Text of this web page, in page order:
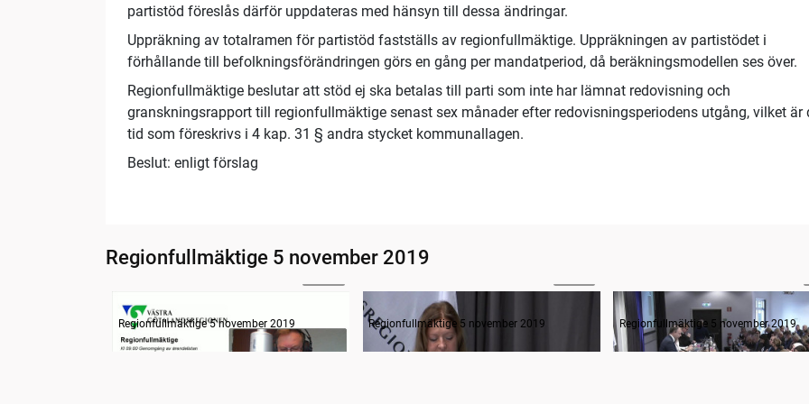
partistöd föreslås därför uppdateras med hänsyn till dessa ändringar.
Uppräkning av totalramen för partistöd fastställs av regionfullmäktige. Uppräkningen av partistödet i
förhållande till befolkningsförändringen görs en gång per mandatperiod, då beräkningsmodellen ses över.
Regionfullmäktige beslutar att stöd ej ska betalas till parti som inte har lämnat redovisning och
granskningsrapport till regionfullmäktige senast sex månader efter redovisningsperiodens utgång, vilket är
tid som föreskrivs i 4 kap. 31 § andra stycket kommunallagen.
Beslut: enligt förslag
Regionfullmäktige 5 november 2019
Information
Regionfullmäktige 5 november 2019 Regionfullmäktige 5 november 2019
Frågestund
Regionfullmäktige 5 november 2019